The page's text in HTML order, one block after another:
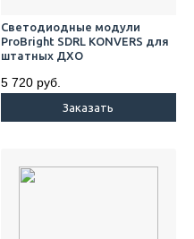
Cветодиодные модули
ProBright SDRL KONVERS для
штатных ДХО
5 720 руб.
Заказать